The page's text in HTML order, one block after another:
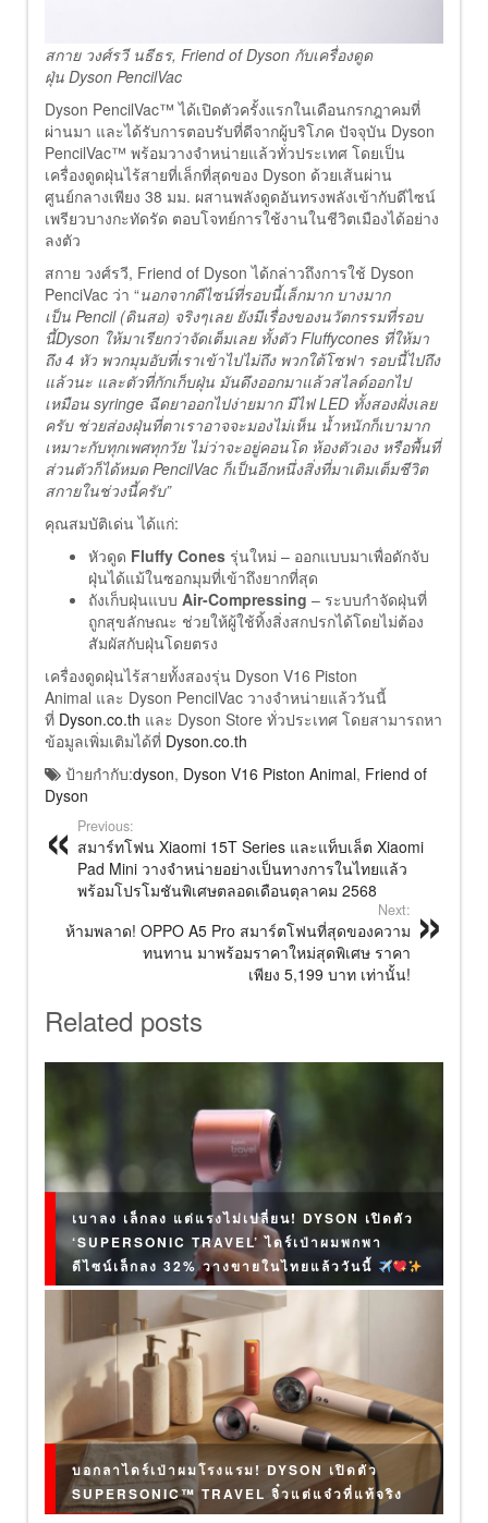
สกาย วงศ์รวี นธีธร, Friend of Dyson กับเครื่องดูด
ฝุ่น Dyson PencilVac
Dyson PencilVac™ ได้เปิดตัวครั้งแรกในเดือนกรกฎาคมที่
ผ่านมา และได้รับการตอบรับที่ดีจากผู้บริโภค ปัจจุบัน Dyson
PencilVac™ พร้อมวางจำหน่ายแล้วทั่วประเทศ โดยเป็น
เครื่องดูดฝุ่นไร้สายที่เล็กที่สุดของ Dyson ด้วยเส้นผ่าน
ศูนย์กลางเพียง 38 มม. ผสานพลังดูดอันทรงพลังเข้ากับดีไซน์
เพรียวบางกะทัดรัด ตอบโจทย์การใช้งานในชีวิตเมืองได้อย่าง
ลงตัว
สกาย วงศ์รวี, Friend of Dyson ได้กล่าวถึงการใช้ Dyson
PenciVac ว่า “นอกจากดีไซน์ที่รอบนี้เล็กมาก บางมาก
เป็น Pencil (ดินสอ) จริงๆเลย ยังมีเรื่องของนวัตกรรมที่รอบ
นี้Dyson ให้มาเรียกว่าจัดเต็มเลย ทั้งตัว Fluffycones ที่ให้มา
ถึง 4 หัว พวกมุมอับที่เราเข้าไปไม่ถึง พวกใต้โซฟา รอบนี้ไปถึง
แล้วนะ และตัวที่กักเก็บฝุ่น มันดึงออกมาแล้วสไลด์ออกไป
เหมือน syringe ฉีดยาออกไปง่ายมาก มีไฟ LED ทั้งสองฝั่งเลย
ครับ ช่วยส่องฝุ่นที่ตาเราอาจจะมองไม่เห็น น้ำหนักก็เบามาก
เหมาะกับทุกเพศทุกวัย ไม่ว่าจะอยู่คอนโด ห้องตัวเอง หรือพื้นที่
ส่วนตัวก็ได้หมด PencilVac ก็เป็นอีกหนึ่งสิ่งที่มาเติมเต็มชีวิต
สกายในช่วงนี้ครับ”
คุณสมบัติเด่น ได้แก่:
หัวดูด Fluffy Cones รุ่นใหม่ – ออกแบบมาเพื่อดักจับ
ฝุ่นได้แม้ในซอกมุมที่เข้าถึงยากที่สุด
ถังเก็บฝุ่นแบบ Air-Compressing – ระบบกำจัดฝุ่นที่
ถูกสุขลักษณะ ช่วยให้ผู้ใช้ทิ้งสิ่งสกปรกได้โดยไม่ต้อง
สัมผัสกับฝุ่นโดยตรง
เครื่องดูดฝุ่นไร้สายทั้งสองรุ่น Dyson V16 Piston
Animal และ Dyson PencilVac วางจำหน่ายแล้ววันนี้
ที่ Dyson.co.th และ Dyson Store ทั่วประเทศ โดยสามารถหา
ข้อมูลเพิ่มเติมได้ที่ Dyson.co.th
ป้ายกำกับ:dyson, Dyson V16 Piston Animal, Friend of
Dyson
Previous:
สมาร์ทโฟน Xiaomi 15T Series และแท็บเล็ต Xiaomi
Pad Mini วางจำหน่ายอย่างเป็นทางการในไทยแล้ว
พร้อมโปรโมชันพิเศษตลอดเดือนตุลาคม 2568
Next:
ห้ามพลาด! OPPO A5 Pro สมาร์ตโฟนที่สุดของความ
ทนทาน มาพร้อมราคาใหม่สุดพิเศษ ราคา
เพียง 5,199 บาท เท่านั้น!
Related posts
เบาลง เล็กลง แต่แรงไม่เปลี่ยน! DYSON เปิดตัว
‘SUPERSONIC TRAVEL’ ไดร์เป่าผมพกพา
ดีไซน์เล็กลง 32% วางขายในไทยแล้ววันนี้
บอกลาไดร์เป่าผมโรงแรม! DYSON เปิดตัว
SUPERSONIC™ TRAVEL จิ๋วแต่แจ๋วที่แท้จริง